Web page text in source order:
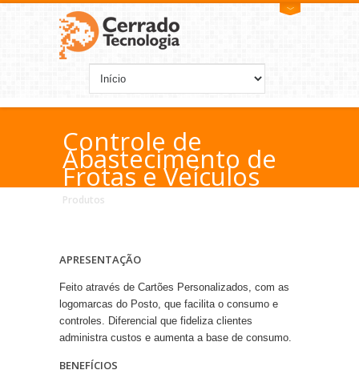
Controle de
Abastecimento de
Frotas e Veículos
Produtos
APRESENTAÇÃO
Feito através de Cartões Personalizados, com as
logomarcas do Posto, que facilita o consumo e
controles. Diferencial que fideliza clientes
administra custos e aumenta a base de consumo.
BENEFÍCIOS